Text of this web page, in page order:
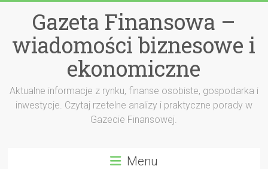
Gazeta Finansowa –
wiadomości biznesowe i
ekonomiczne
Aktualne informacje z rynku, finanse osobiste, gospodarka i
inwestycje. Czytaj rzetelne analizy i praktyczne porady w
Gazecie Finansowej.
Menu